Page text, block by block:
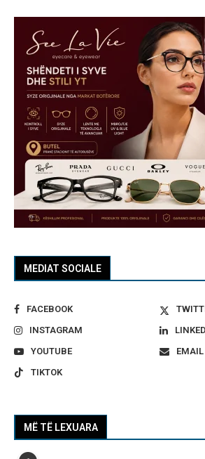
MEDIAT SOCIALE
FACEBOOK
INSTAGRAM
YOUTUBE
EMAIL
TIKTOK
MË TË LEXUARA